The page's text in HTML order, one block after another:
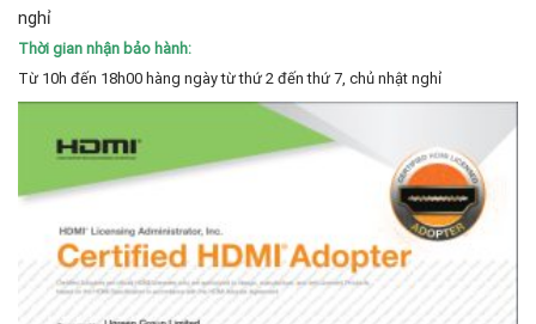
nghỉ
Thời gian nhận bảo hành:
Từ 10h đến 18h00 hàng ngày từ thứ 2 đến thứ 7, chủ nhật nghỉ